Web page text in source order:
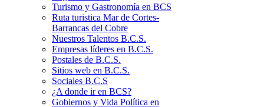
Turismo y Gastronomía en BCS
Ruta turistica Mar de Cortes-
Barrancas del Cobre
Nuestros Talentos B.C.S.
Empresas líderes en B.C.S.
Postales de B.C.S.
Sitios web en B.C.S.
Sociales B.C.S
¿A donde ir en BCS?
Gobiernos y Vida Política en